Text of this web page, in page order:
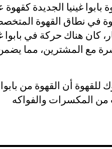
غينيا الجديدة كقهوة
في نطاق القهوة
كان هناك حركة في بابوا
مع المشترين، مما
أن القهوة من بابوا
من المكسرات والفواكه